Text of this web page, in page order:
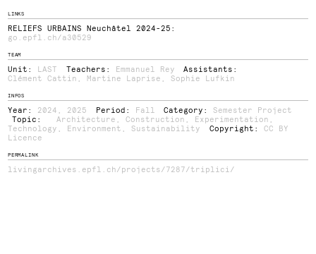
LINKS
RELIEFS URBAINS Neuchâtel 2024-25:
go.epfl.ch/a30529
TEAM
Unit: LAST Teachers: Emmanuel Rey
Assistants:
Clément Cattin
Martine Laprise Sophie Lufkin
INFOS
Year: 2024 2025 Period: Fall Category: Semester Project
Topic:
Architecture Construction Experimentation
Technology
Environment Sustainability Copyright: CC BY
Licence
PERMALINK
livingarchives.epfl.ch/projects/7287/triplici/